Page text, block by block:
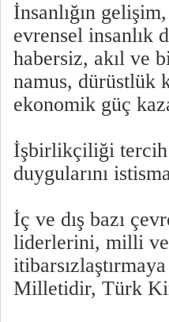
İnsanlığın
evrensel insanlık
habersiz, akıl ve
namus, dürüstlük
ekonomik güç
İşbirlikçiliği
duygularını
İç ve dış bazı
liderlerini, milli
Milletidir, Türk